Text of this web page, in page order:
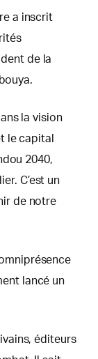
a inscrit
de la
la vision
le capital
2040,
C’est un
de notre
lancé un
éditeurs